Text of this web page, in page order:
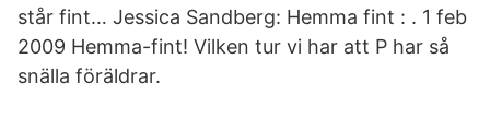
står fint… Jessica Sandberg: Hemma fint : . 1 feb
2009 Hemma-fint! Vilken tur vi har att P har så
snälla föräldrar.